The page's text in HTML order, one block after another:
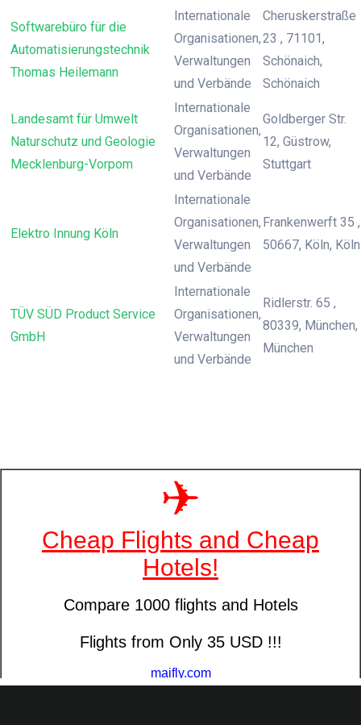
Softwarebüro für die
Automatisierungstechnik
Thomas Heilemann
Internationale
Organisationen,
Verwaltungen
und Verbände
Cheruskerstraße
23 , 71101,
Schönaich,
Schönaich
Landesamt für Umwelt
Naturschutz und Geologie
Mecklenburg-Vorpom
Internationale
Organisationen,
Verwaltungen
und Verbände
Goldberger Str.
12, Güstrow,
Stuttgart
Elektro Innung Köln
Internationale
Organisationen,
Verwaltungen
und Verbände
Frankenwerft 35 ,
50667, Köln, Köln
TÜV SÜD Product Service
GmbH
Internationale
Organisationen,
Verwaltungen
und Verbände
Ridlerstr. 65 ,
80339, München,
München